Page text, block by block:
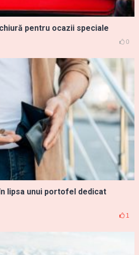
pentru ocazii speciale
0
lipsa unui portofel dedicat
1